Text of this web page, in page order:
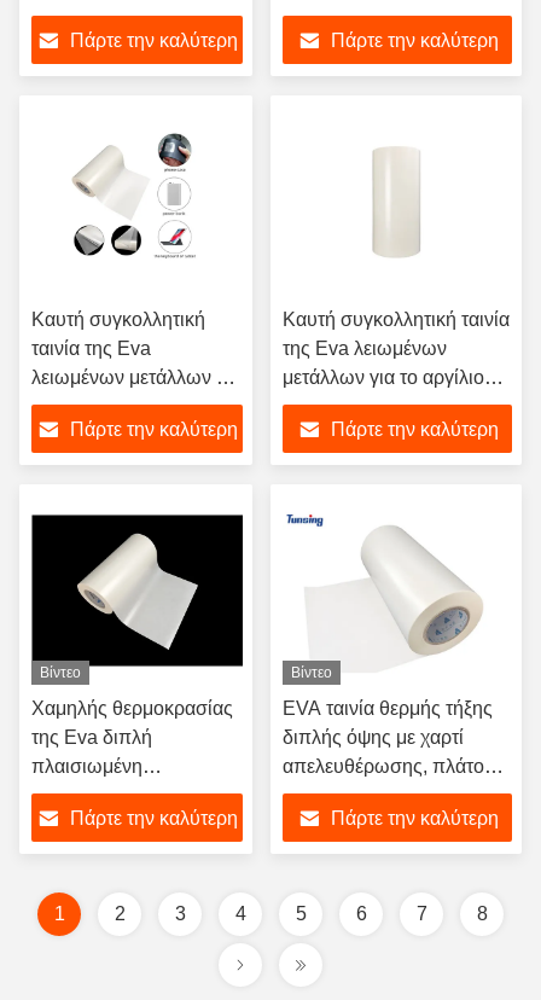
λειωμένων μετάλλων
της Eva καυτή για τον
αφρό
Πάρτε την καλύτερη
μετάλλων της Eva καυτή
για τον αφρό της EVA
Πάρτε την καλύτερη
Καυτή συγκολλητική
ταινία της Eva
λειωμένων μετάλλων για
το αργίλιο μετάλλων
κεντητικής
Πάρτε την καλύτερη
Καυτή συγκολλητική ταινία
της Eva λειωμένων
μετάλλων για το αργίλιο
μετάλλων κεντητικής
Πάρτε την καλύτερη
Βίντεο
Χαμηλής θερμοκρασίας
της Eva διπλή
πλαισιωμένη
συγκολλητική ταινία
λειωμένων μετάλλων
ταινιών καυτή για το
Πάρτε την καλύτερη
Βίντεο
EVA ταινία θερμής τήξης
διπλής όψης με χαρτί
απελευθέρωσης, πλάτους
500mm, ταινία θερμής
τήξης για συγκόλληση
μετάλλων
Πάρτε την καλύτερη
1 2 3 4 5 6 7 8